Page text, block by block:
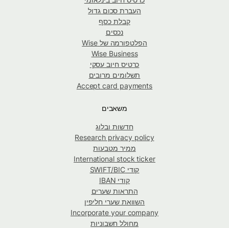
העברת סכום גדול
קבלת כסף
נכסים
הפלטפורמה של Wise
Wise Business
כרטיס חיוב עסקי
תשלומים מרובים
Accept card payments
משאבים
חדשות ובלוג
Research privacy policy
ממיר מטבעות
International stock ticker
קודי SWIFT/BIC
קודי IBAN
התראות שערים
השוואת שערי חליפין
Incorporate your company
מחולל חשבוניות